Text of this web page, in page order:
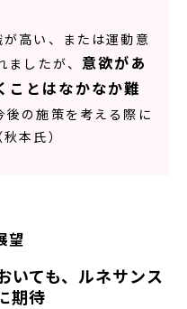
高い、または運動意
したが、 意欲があ
ことはなかなか難
後の施策を考える際に
本氏）
望
いても、ルネサンス
期待